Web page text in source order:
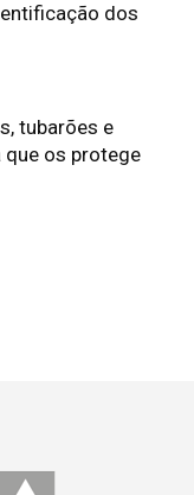
dos
tubarões e
os protege